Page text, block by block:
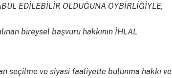
EDİLEBİLİR OLDUĞUNA OYBİRLİĞİYLE,
bireysel başvuru hakkının İHLAL
seçilme ve siyasi faaliyette bulunma hakkı ve